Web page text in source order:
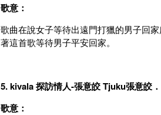
歌意：
歌曲在說女子等待出遠門打獵的男子回
著這首歌等待男子平安回家。
5. kivala探訪情人-張意皎Tjuku張意皎 ．
歌意：